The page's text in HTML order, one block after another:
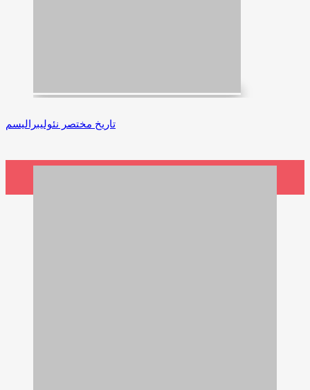
تاریخ مختصر نئولیبرالیسم